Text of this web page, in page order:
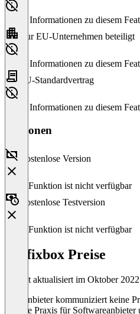
Keine Informationen zu diesem
Nur EU-Unternehmen beteiligt
Keine Informationen zu diesem
EU-Standardvertrag
Keine Informationen zu diesem
Versionen
Kostenlose Version
Diese Funktion ist nicht verfügbar
Kostenlose Testversion
Diese Funktion ist nicht verfügbar
Prefixbox Preise
Zuletzt aktualisiert im Oktober 2022
Der Anbieter kommuniziert keine
übliche Praxis für